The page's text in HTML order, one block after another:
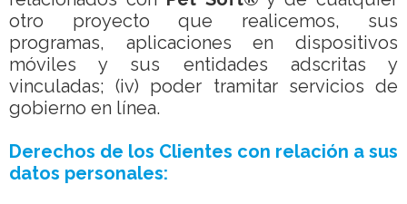
otro proyecto que realicemos, sus
programas, aplicaciones en dispositivos
móviles y sus entidades adscritas y
vinculadas; (iv) poder tramitar servicios de
gobierno en línea.
Derechos de los Clientes con relación a sus
datos personales: